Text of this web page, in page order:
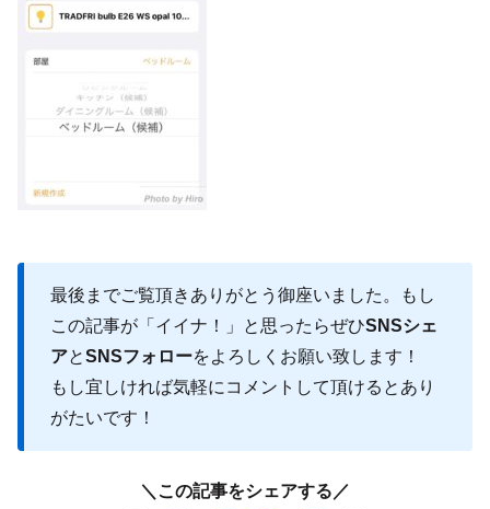
最後までご覧頂きありがとう御座いました。もし
この記事が「イイナ！」と思ったらぜひSNSシェ
アとSNSフォローをよろしくお願い致します！
もし宜しければ気軽にコメントして頂けるとあり
がたいです！
＼この記事をシェアする／